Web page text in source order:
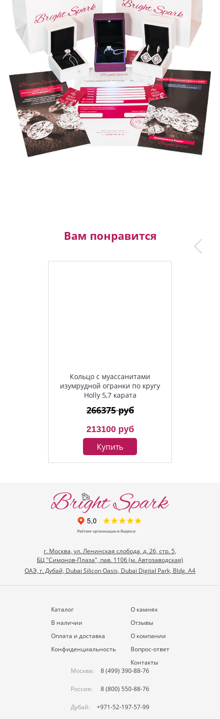
Вам понравится
Кольцо с муассанитами
изумрудной огранки по кругу
Holly 5,7 карата
266375 руб
213100 руб
Купить
г. Москва, ул. Ленинская слобода, д. 26, стр. 5,
БЦ "Симонов-Плаза", пав. 1106 (м. Автозаводская)
ОАЭ, г. Дубай, Dubai Silicon Oasis, Dubai Digital Park, Bldg. A4
Каталог
В наличии
Оплата и доставка
Конфиденциальность
О камнях
Отзывы
О компании
Вопрос-ответ
Контакты
Москва:
8 (499) 390-88-76
Россия: 8 (800) 550-88-76
Дубай: +971-52-197-57-99